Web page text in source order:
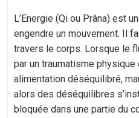
L’Energie (Qi ou Prâna) est
engendre un mouvement. Il
travers le corps. Lorsque le
par un traumatisme
alimentation déséquilibré,
alors des déséquilibres
bloquée dans une partie du